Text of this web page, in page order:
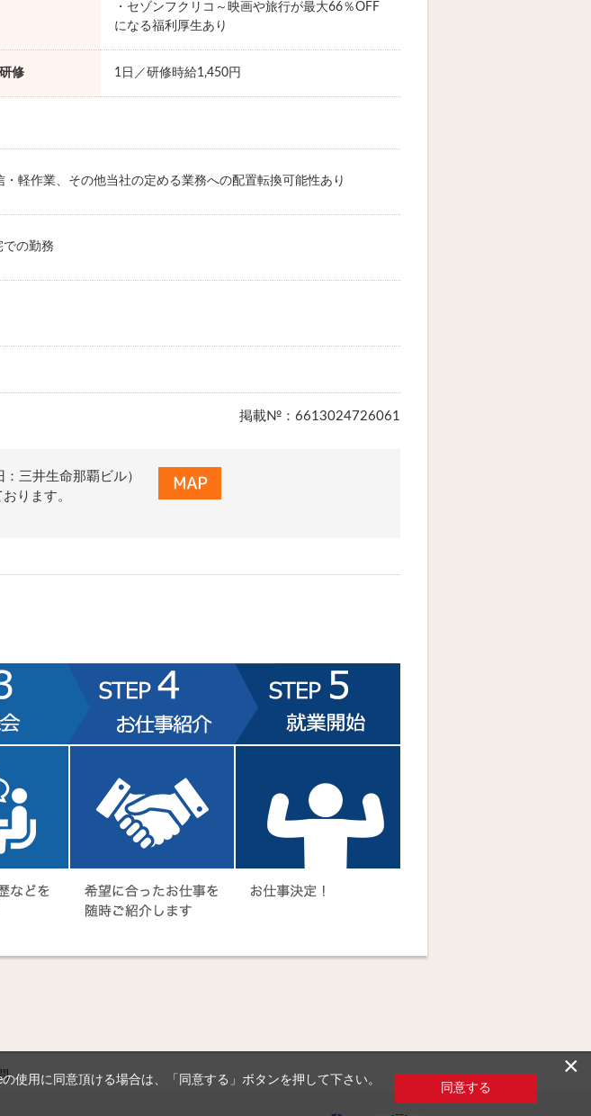
・セゾンフクリコ～映画や旅行が最大66％OFF
になる福利厚生あり
研修 1日／研修時給1,450円
軽作業、その他当社の定める業務への配置転換可能性あり
での勤務
掲載№：6613024726061
三井生命那覇ビル）
ります。
×
使用に同意頂ける場合は、「同意する」ボタンを押して下さい。
同意する